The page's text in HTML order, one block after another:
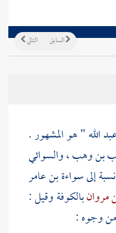
التالي السابق
الله " هو المشهور .
بن وهب، والسوائي
إلىسواءة بن عامر
مروانبالكوفةوقيل :
من وجوه :